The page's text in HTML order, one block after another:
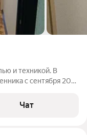
и техникой. В
с сентября 2019
сторона.
Чат